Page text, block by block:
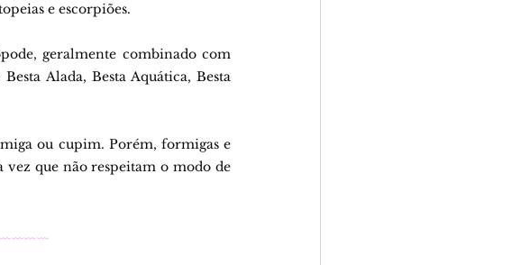
e escorpiões.
geralmente combinado com
Alada, Besta Aquática, Besta
ou cupim. Porém, formigas e
vez que não respeitam o modo de